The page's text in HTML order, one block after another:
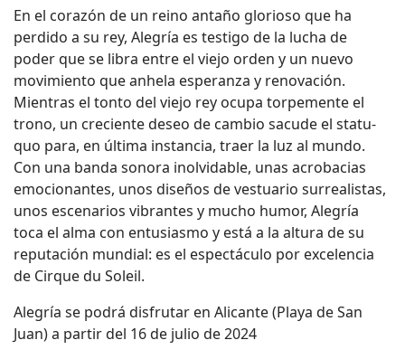
En el corazón de un reino antaño glorioso que ha
perdido a su rey, Alegría es testigo de la lucha de
poder que se libra entre el viejo orden y un nuevo
movimiento que anhela esperanza y renovación.
Mientras el tonto del viejo rey ocupa torpemente el
trono, un creciente deseo de cambio sacude el statu-
quo para, en última instancia, traer la luz al mundo.
Con una banda sonora inolvidable, unas acrobacias
emocionantes, unos diseños de vestuario surrealistas,
unos escenarios vibrantes y mucho humor, Alegría
toca el alma con entusiasmo y está a la altura de su
reputación mundial: es el espectáculo por excelencia
de Cirque du Soleil.
Alegría se podrá disfrutar en Alicante (Playa de San
Juan) a partir del 16 de julio de 2024